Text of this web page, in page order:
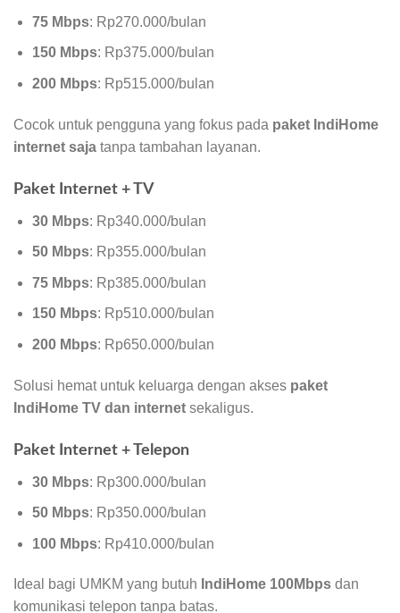
75 Mbps: Rp270.000/bulan
150 Mbps: Rp375.000/bulan
200 Mbps: Rp515.000/bulan
Cocok untuk pengguna yang fokus pada paket IndiHome
internet saja tanpa tambahan layanan.
Paket Internet + TV
30 Mbps: Rp340.000/bulan
50 Mbps: Rp355.000/bulan
75 Mbps: Rp385.000/bulan
150 Mbps: Rp510.000/bulan
200 Mbps: Rp650.000/bulan
Solusi hemat untuk keluarga dengan akses paket
IndiHome TV dan internet sekaligus.
Paket Internet + Telepon
30 Mbps: Rp300.000/bulan
50 Mbps: Rp350.000/bulan
100 Mbps: Rp410.000/bulan
Ideal bagi UMKM yang butuh IndiHome 100Mbps dan
komunikasi telepon tanpa batas.